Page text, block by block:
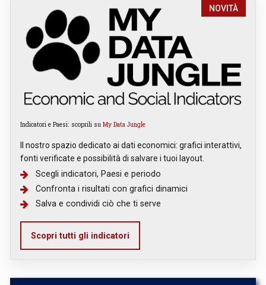
NOVITÀ
Indicatori e Paesi: scoprili su My Data Jungle
Il nostro spazio dedicato ai dati economici: grafici interattivi,
fonti verificate e possibilità di salvare i tuoi layout.
Scegli indicatori, Paesi e periodo
Confronta i risultati con grafici dinamici
Salva e condividi ciò che ti serve
Scopri tutti gli indicatori